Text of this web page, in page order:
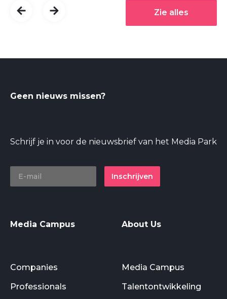
Zie alles
Geen nieuws missen?
Schrijf je in voor de nieuwsbrief van het Media Park
Inschrijven
Media Campus
Companies
Professionals
About Us
Media Campus
Talentontwikkeling